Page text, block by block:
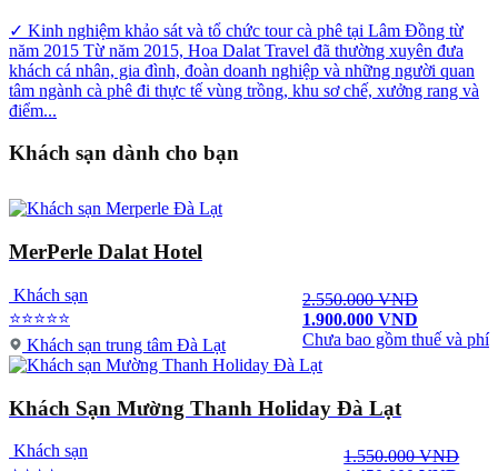
✓ Kinh nghiệm khảo sát và tổ chức tour cà phê tại Lâm Đồng từ
năm 2015 Từ năm 2015, Hoa Dalat Travel đã thường xuyên đưa
khách cá nhân, gia đình, đoàn doanh nghiệp và những người quan
tâm ngành cà phê đi thực tế vùng trồng, khu sơ chế, xưởng rang và
điểm...
Khách sạn dành cho bạn
MerPerle Dalat Hotel
Khách sạn
⭐⭐⭐⭐⭐
Khách sạn trung tâm Đà Lạt
2.550.000 VND
1.900.000 VND
Chưa bao gồm thuế và phí
Khách Sạn Mường Thanh Holiday Đà Lạt
Khách sạn
1.550.000 VND